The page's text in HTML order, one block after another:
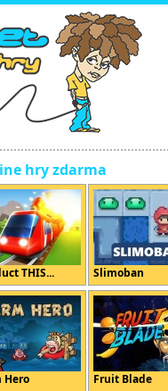
hry zdarma
THIS... Slimoban
Hero Fruit Blade